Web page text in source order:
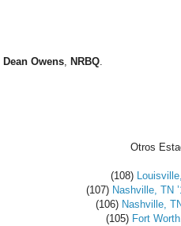
Dean Owens, NRBQ.
Otros
(108)
(107) Nashville, TN
(106) Nashville,
(105) Fort